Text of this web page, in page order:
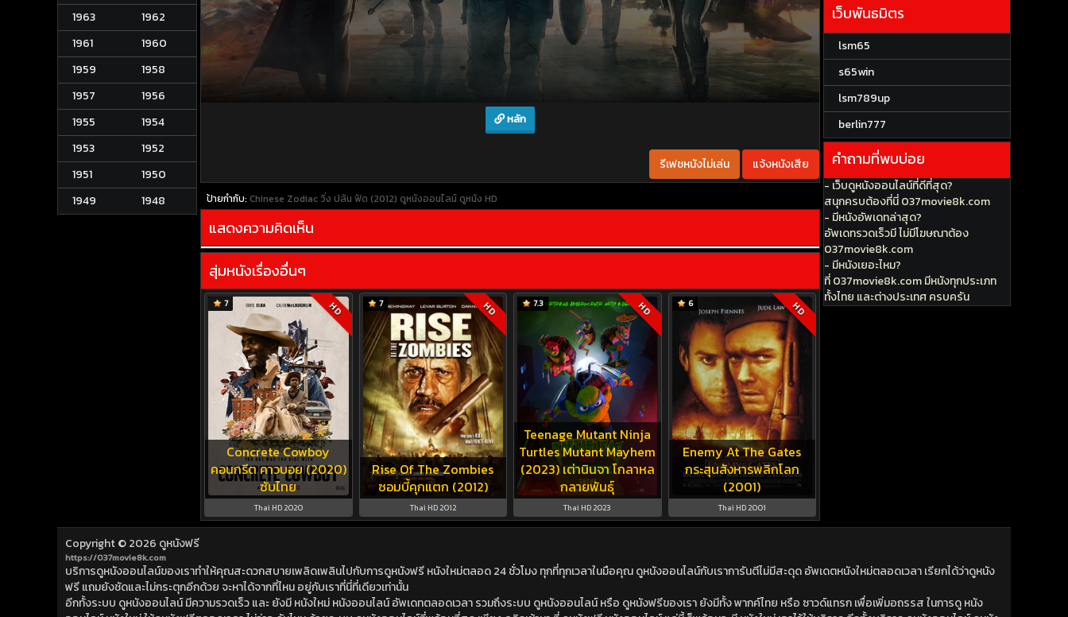
1963
1962
1961
1960
1959
1958
1957
1956
1955
1954
1953
1952
1951
1950
1949
1948
หลัก
รีเฟชหนังไม่เล่น แจ้งหนังเสีย
ป้ายกำกับ: Chinese Zodiac วิ่ง ปล้น ฟัด (2012) ดูหนังออนไลน์ ดูหนัง HD
แสดงความคิดเห็น
สุ่มหนังเรื่องอื่นๆ
Concrete Cowboy
คอนกรีต คาวบอย (2020)
ซับไทย
7 HD
Thai HD 2020
Rise Of The Zombies
ซอมบี้คุกแตก (2012)
7 HD
Thai HD 2012
Teenage Mutant Ninja
Turtles Mutant Mayhem
(2023) เต่านินจา โกลาหล
กลายพันธุ์
7.3 HD
Thai HD 2023
Enemy At The Gates
กระสุนสังหารพลิกโลก
(2001)
6 HD
Thai HD 2001
เว็บพันธมิตร
lsm65
s65win
lsm789up
berlin777
คำถามที่พบบ่อย
- เว็บดูหนังออนไลน์ที่ดีที่สุด?
สนุกครบต้องที่นี่ 037movie8k.com
- มีหนังอัพเดทล่าสุด?
อัพเดทรวดเร็วมี ไม่มีโฆษณาต้อง
037movie8k.com
- มีหนังเยอะไหม?
ที่ 037movie8k.com มีหนังทุกประเภท
ทั้งไทย และต่างประเทศ ครบครัน
Copyright © 2026 ดูหนังฟรี
https://037movie8k.com
บริการดูหนังออนไลน์ของเราทำให้คุณสะดวกสบายเพลิดเพลินไปกับการดูหนังฟรี หนังใหม่ตลอด 24 ชั่วโมง ทุกที่ทุกเวลาในมือคุณ ดูหนังออนไลน์กับเราการันตีไม่มีสะดุด อัพเดตหนังใหม่ตลอดเวลา เรียกได้ว่าดูหนัง
ฟรี แถมยังชัดและไม่กระตุกอีกด้วย จะหาได้จากที่ไหน อยู่กับเราที่นี่ที่เดียวเท่านั้น
อีกทั้งระบบ ดูหนังออนไลน์ มีความรวดเร็ว และ ยังมี หนังใหม่ หนังออนไลน์ อัพเดทตลอดเวลา รวมถึงระบบ ดูหนังออนไลน์ หรือ ดูหนังฟรีของเรา ยังมีทั้ง พากค์ไทย หรือ ซาวด์แทรก เพื่อเพิ่มอถรรส ในการดู หนัง